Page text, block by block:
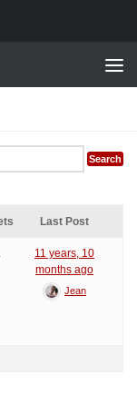
Last Post
11 years, 10
months ago
Jean